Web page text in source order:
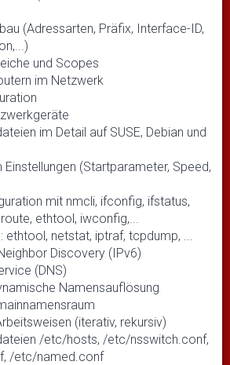
(Adressarten, Präfix, Interface-ID,
und Scopes
im Netzwerk
im Detail auf SUSE, Debian und
(Startparameter, Speed,
mit nmcli, ifconfig, ifstatus,
ethtool, iwconfig,...
ethtool, netstat, iptraf, tcpdump, ...
Discovery (IPv6)
(DNS)
Namensauflösung
(iterativ, rekursiv)
/etc/hosts, /etc/nsswitch.conf,
/etc/named.conf